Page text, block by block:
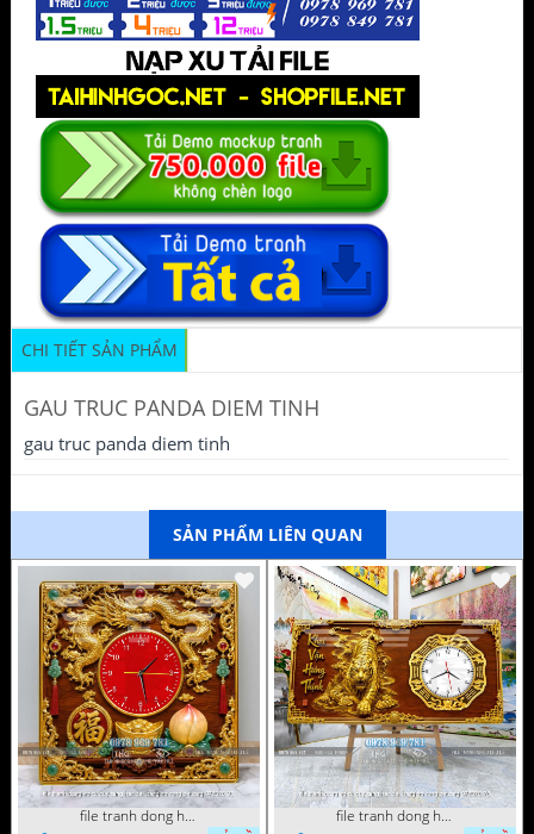
CHI TIẾT SẢN PHẨM
GAU TRUC PANDA DIEM TINH
gau truc panda diem tinh
SẢN PHẨM LIÊN QUAN
file tranh dong ho tu quy tung hac dai bang ho rong phuong 072026 93
file tranh dong ho tu quy tung hac dai bang ho rong phuong 072026 78